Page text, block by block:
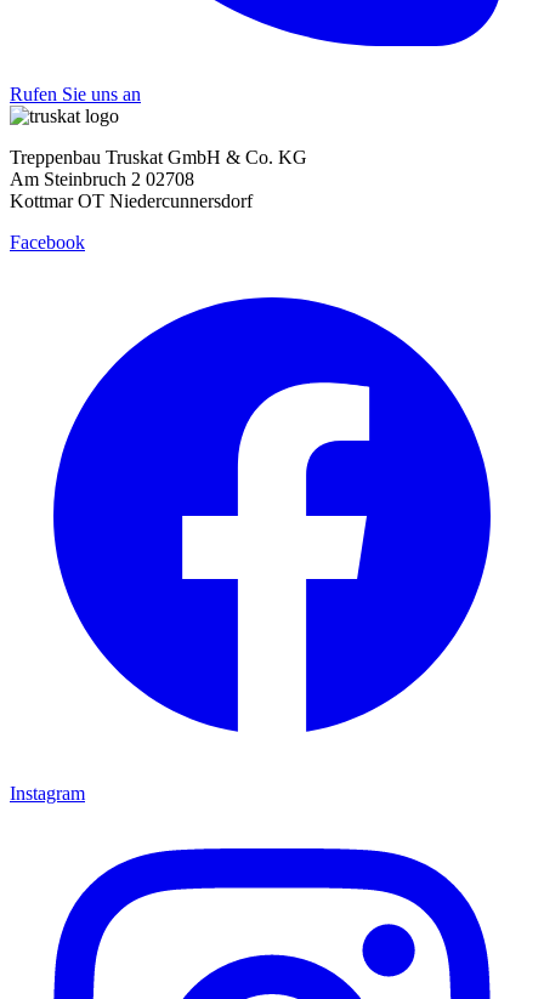
Rufen Sie uns an
Treppenbau Truskat GmbH & Co. KG
Am Steinbruch 2 02708
Kottmar OT Niedercunnersdorf
Facebook
Instagram